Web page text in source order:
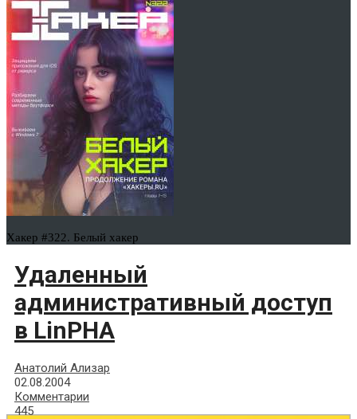
Хакер #322. Белый хакер
Удаленный
административный доступ
в LinPHA
Анатолий Ализар
02.08.2004
Комментарии
445